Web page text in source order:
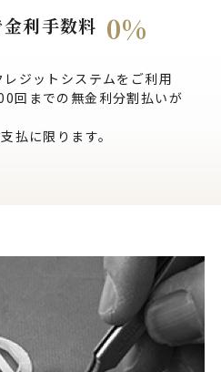
金利手数料 0%
ジットシステムをご利用
回までの無金利分割払いが
払に限ります。